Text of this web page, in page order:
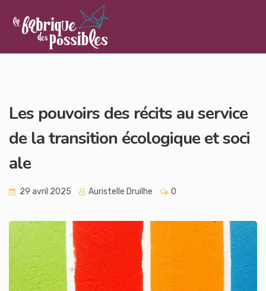
Les pouvoirs des récits au service
de la transition écologique et soci
ale
29 avril 2025 Auristelle Druilhe 0